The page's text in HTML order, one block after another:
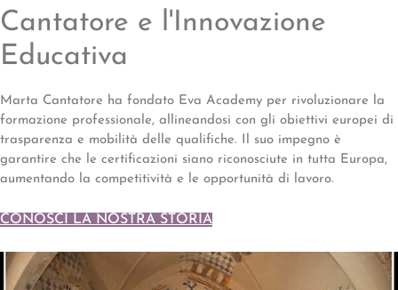
Cantatore e l'Innovazione
Educativa
Marta Cantatore ha fondato Eva Academy per rivoluzionare la
formazione professionale, allineandosi con gli obiettivi europei di
trasparenza e mobilità delle qualifiche. Il suo impegno è
garantire che le certificazioni siano riconosciute in tutta Europa,
aumentando la competitività e le opportunità di lavoro.
CONOSCI LA NOSTRA STORIA​